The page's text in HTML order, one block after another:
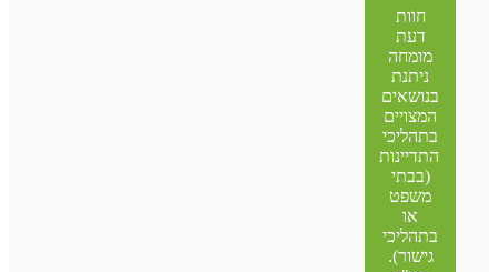
חוות
דעת
מומחה
ניתנת
בנושאים
המצויים
בתהליכי
התדיינות
(בבתי
משפט
או
בתהליכי
גישור).